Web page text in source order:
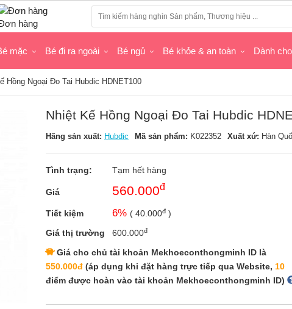
hàng
mặc Bé đi ra ngoài Bé ngủ Bé khỏe & an toàn Dành
Hồng Ngoại Đo Tai Hubdic HDNET100
Nhiệt Kế Hồng Ngoại Đo Tai Hubdic
Hãng sản xuất: Hubdic Mã sản phẩm: K022352 Xuất xứ: Hàn
Tình trạng: Tạm hết hàng
Giá 560.000đ
Tiết kiệm 6% ( 40.000đ )
Giá thị trường
600.000đ
Giá cho chủ tài khoản Mekhoeconthongminh ID là
550.000đ (áp dụng khi đặt hàng trực tiếp qua Website, 10
điểm được hoàn vào tài khoản Mekhoeconthongminh ID)